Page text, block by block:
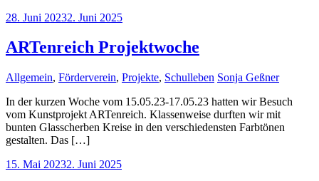
28. Juni 20232. Juni 2025
ARTenreich Projektwoche
Allgemein, Förderverein, Projekte, Schulleben Sonja Geßner
In der kurzen Woche vom 15.05.23-17.05.23 hatten wir Besuch
vom Kunstprojekt ARTenreich. Klassenweise durften wir mit
bunten Glasscherben Kreise in den verschiedensten Farbtönen
gestalten. Das […]
15. Mai 20232. Juni 2025